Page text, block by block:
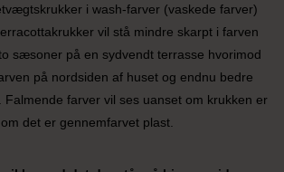
i wash-farver (vaskede farver)
vil stå mindre skarpt i farven
sæsoner på en sydvendt terrasse hvorimod
på nordsiden af huset og endnu bedre
Falmende farver vil ses uanset om krukken er
det er gennemfarvet plast.